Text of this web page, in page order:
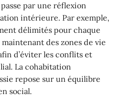
passe par une réflexion
intérieure. Par exemple,
délimités pour chaque
des zones de vie
d’éviter les conflits et
La cohabitation
repose sur un équilibre
social.